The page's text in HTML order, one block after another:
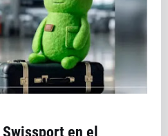
en el